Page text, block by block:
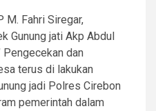
M. Fahri Siregar,
Gunung jati Akp Abdul
Pengecekan dan
terus di lakukan
jadi Polres Cirebon
pemerintah dalam